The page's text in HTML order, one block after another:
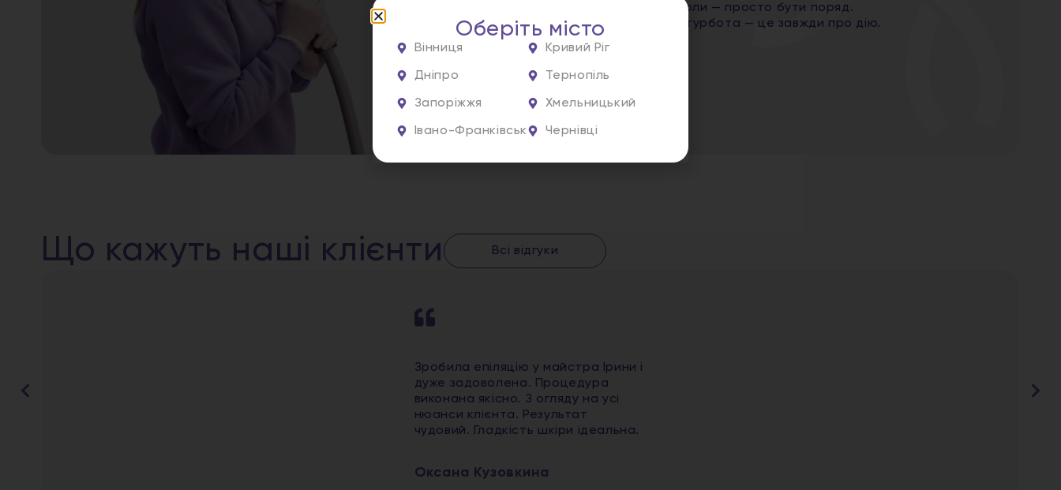
Знає, коли потрібно пояснити, а коли — просто бути поряд.
У неї легкі руки й впевненість, що турбота — це завжди про дію.
Що кажуть наші клієнти Всі відгуки
Зробила епіляцію у майстра Ірини і
дуже задоволена. Процедура
виконана якісно. З огляду на усі
нюанси клієнта. Результат
чудовий. Гладкість шкіри ідеальна.
Оксана Кузовкина
Оберіть місто
Вінниця
Дніпро
Запоріжжя
Івано-Франківськ
Кривий Ріг
Тернопіль
Хмельницький
Чернівці